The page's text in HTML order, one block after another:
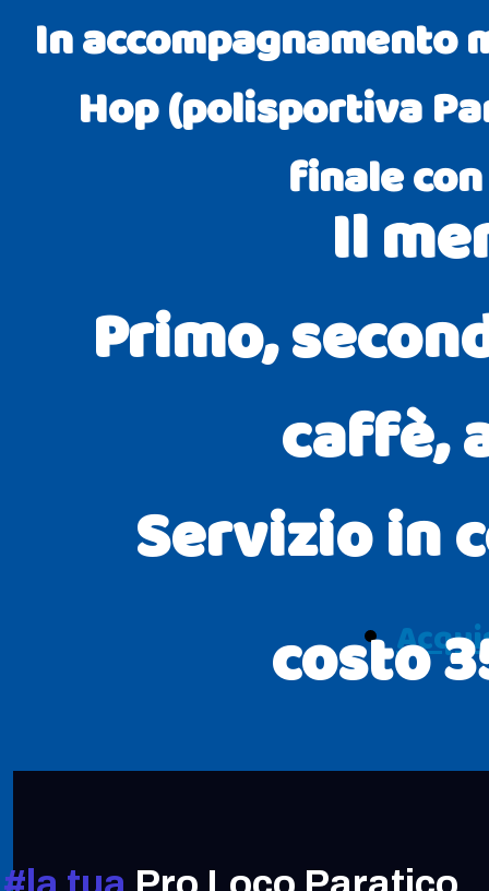
In accompagnamento
Hop (polisportiva
finale
Il
Primo,
caffè,
Servizio in
costo